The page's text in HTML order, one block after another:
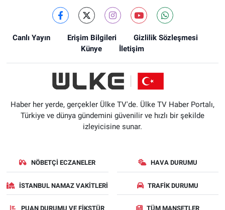
Canlı Yayın Erişim Bilgileri
Gizlilik Sözleşmesi
Künye
İletişim
Haber her yerde, gerçekler Ülke TV'de. Ülke TV Haber Portalı,
Türkiye ve dünya gündemini güvenilir ve hızlı bir şekilde
izleyicisine sunar.
NÖBETÇI ECZANELER HAVA DURUMU
İSTANBUL NAMAZ VAKITLERI TRAFIK DURUMU
PUAN DURUMU VE FIKSTÜR TÜM MANŞETLER